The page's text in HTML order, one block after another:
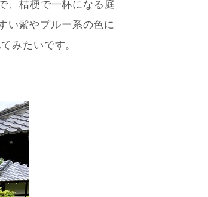
、桔梗で一杯になる庭
い紫やブルー系の色に
みたいです。